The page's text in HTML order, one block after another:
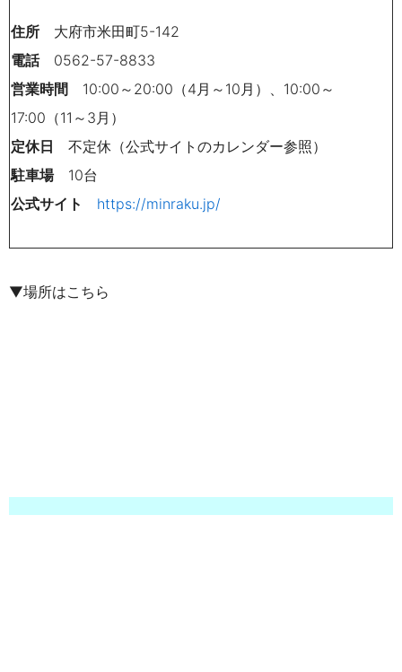
住所 大府市米田町5-142
電話0562-57-8833
営業時間 10:00～20:00（4月～10月）、10:00～
17:00（11～3月）
定休日 不定休（公式サイトのカレンダー参照）
駐車場10台
公式サイト
https://minraku.jp/
▼場所はこちら